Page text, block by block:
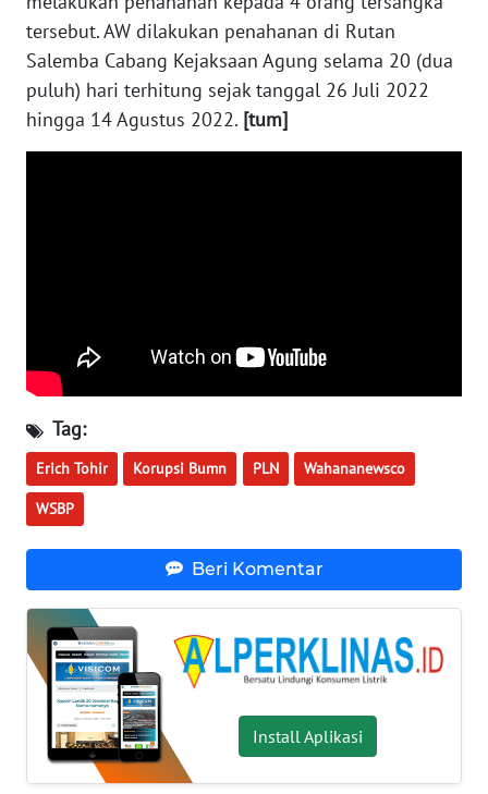
tersebut. AW dilakukan penahanan di Rutan
Salemba Cabang Kejaksaan Agung selama 20 (dua
puluh) hari terhitung sejak tanggal 26 Juli 2022
hingga 14 Agustus 2022. [tum]
Tag:
Erich Tohir Korupsi Bumn PLN Wahananewsco
WSBP
Beri Komentar
Install Aplikasi
WN
KALTARA
WN
KALSEL
GORONTALO
SULUT
WN
MALUKU
WN
DAIRI
WN
DANAU
TOBA